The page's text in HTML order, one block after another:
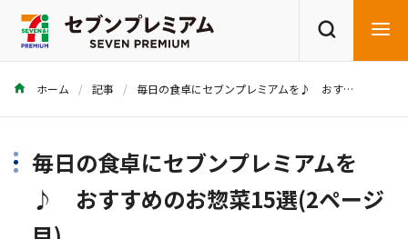
商品を探す レシピを探す
ホーム 記事 毎日の食卓にセブンプレミアムを♪ おすすめのお惣菜15選
毎日の食卓にセブンプレミアムを
♪ おすすめのお惣菜15選(2ページ